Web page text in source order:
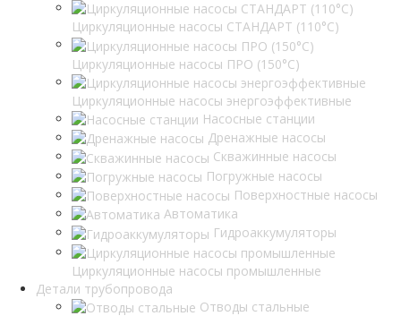
Циркуляционные насосы СТАНДАРТ (110°C)
Циркуляционные насосы ПРО (150°C)
Циркуляционные насосы энергоэффективные
Насосные станции
Дренажные насосы
Скважинные насосы
Погружные насосы
Поверхностные насосы
Автоматика
Гидроаккумуляторы
Циркуляционные насосы промышленные
Детали трубопровода
Отводы стальные